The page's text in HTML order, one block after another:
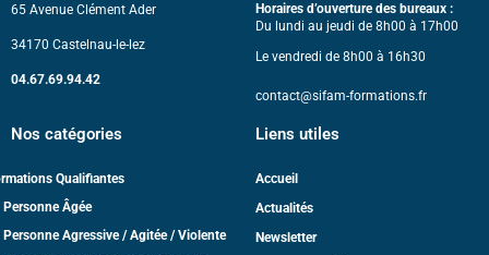
65 Avenue Clément Ader
34170 Castelnau-le-lez
04.67.69.94.42
Horaires d’ouverture des bureaux :
Du lundi au jeudi de 8h00 à 17h00
Le vendredi de 8h00 à 16h30
contact@sifam-formations.fr
Nos catégories
Qualifiantes
Personne Âgée
Personne Agressive / Agitée / Violente
Liens utiles
Accueil
Actualités
Newsletter